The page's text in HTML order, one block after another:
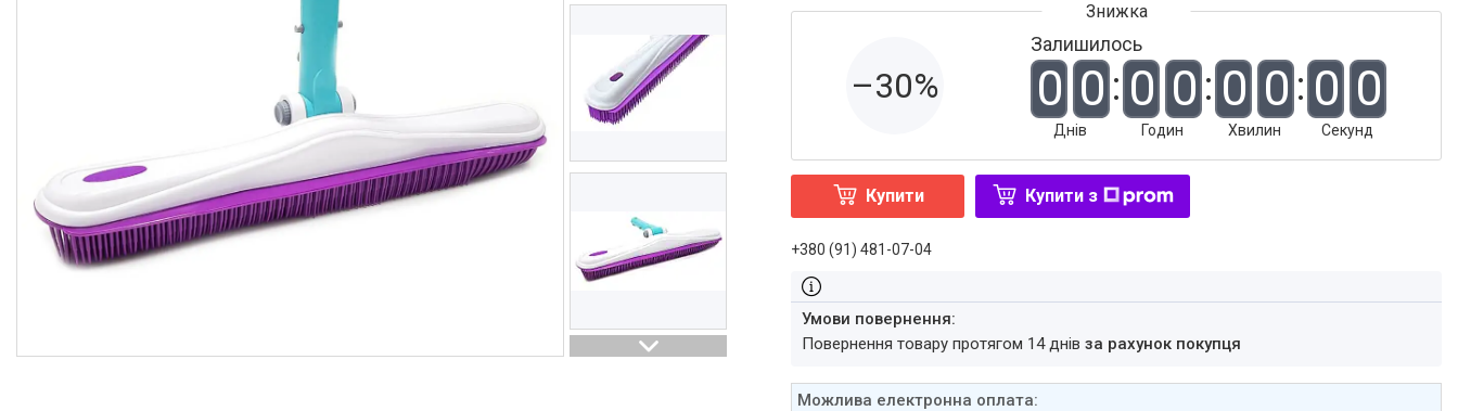
–30%
Залишилось
0 0
Днів
0 0
Годин
0 0
Хвилин
0 0
Секунд
Купити Купити з
+380 (91) 481-07-04
повернення товару протягом 14 днівза рахунок покупця